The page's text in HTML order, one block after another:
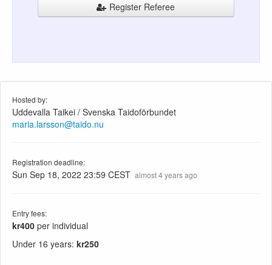
Register Referee
Hosted by:
Uddevalla Taikei / Svenska Taidoförbundet
maria.larsson@taido.nu
Registration deadline:
Sun Sep 18, 2022 23:59 CEST almost 4 years ago
Entry fees:
kr400 per individual
Under 16 years: kr250